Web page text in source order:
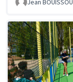
Jean BOUISSOU